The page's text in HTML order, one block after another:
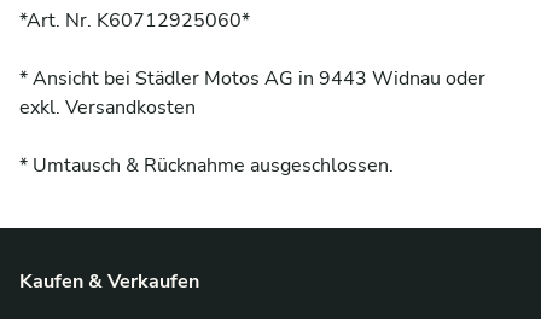
*Art. Nr. K60712925060*
* Ansicht bei Städler Motos AG in 9443 Widnau oder
exkl. Versandkosten
* Umtausch & Rücknahme ausgeschlossen.
Kaufen & Verkaufen